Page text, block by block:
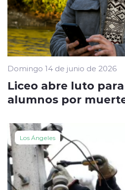
Domingo 14 de junio de 2026
Liceo abre luto
alumnos por
Los Ángeles